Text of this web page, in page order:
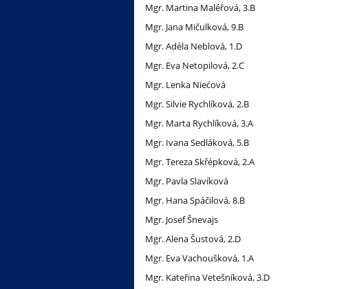
Mgr. Martina Maléřová, 3.B
Mgr. Jana Mičulková, 9.B
Mgr. Adéla Neblová, 1.D
Mgr. Eva Netopilová, 2.C
Mgr. Lenka Niećová
Mgr. Silvie Rychlíková, 2.B
Mgr. Marta Rychlíková, 3.A
Mgr. Ivana Sedláková, 5.B
Mgr. Tereza Skřépková, 2.A
Mgr. Pavla Slavíková
Mgr. Hana Spáčilová, 8.B
Mgr. Josef Šnevajs
Mgr. Alena Šustová, 2.D
Mgr. Eva Vachoušková, 1.A
Mgr. Kateřina Vetešníková, 3.D